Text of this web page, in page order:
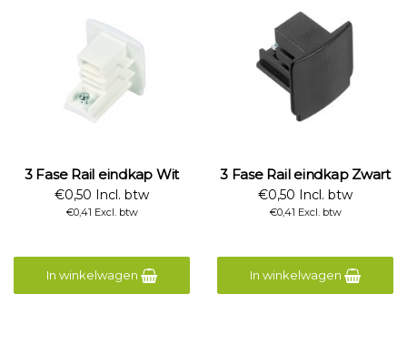
3 Fase Rail eindkap Wit
€0,50 Incl. btw
€0,41 Excl. btw
In winkelwagen
3 Fase Rail eindkap Zwart
€0,50 Incl. btw
€0,41 Excl. btw
In winkelwagen